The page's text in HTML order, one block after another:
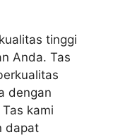
tinggi
Anda. Tas
dengan
kami
dapat